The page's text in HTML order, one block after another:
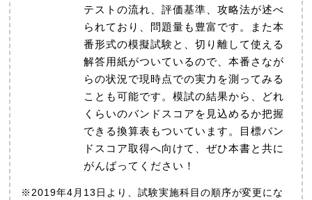
テストの流れ、評価基準、攻略法が述べ
られており、問題量も豊富です。また本
番形式の模擬試験と、切り離して使える
解答用紙がついているので、本番さなが
らの状況で現時点での実力を測ってみる
ことも可能です。模試の結果から、どれ
くらいのバンドスコアを見込めるか把握
できる換算表もついています。目標バン
ドスコア取得へ向けて、ぜひ本書と共に
がんばってください！
※2019年4月13日より、試験実施科目の順序が変更にな